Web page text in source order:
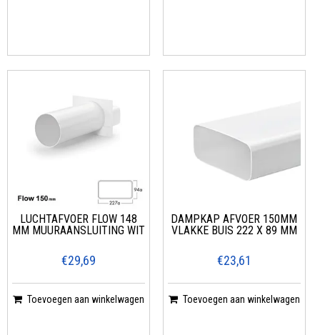
LUCHTAFVOER FLOW 148
MM MUURAANSLUITING WIT
€29,69
Toevoegen aan winkelwagen
DAMPKAP AFVOER 150MM
VLAKKE BUIS 222 X 89 MM
€23,61
Toevoegen aan winkelwagen